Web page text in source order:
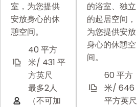
室，为您提供
安放身心的休
憩空间。
40 平方
米/ 431 平
方英尺
最多2人
（不可加
的浴室、独立
的起居空间，
为您提供安放
身心的休憩空
间。
60 平方
米/ 646
平方英尺